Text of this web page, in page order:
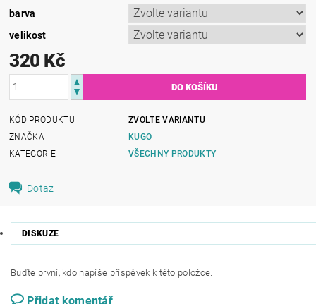
barva
velikost
320 Kč
KÓD PRODUKTU
ZVOLTE VARIANTU
ZNAČKA
KUGO
KATEGORIE
VŠECHNY PRODUKTY
Dotaz
DISKUZE
Buďte první, kdo napíše příspěvek k této položce.
Přidat komentář